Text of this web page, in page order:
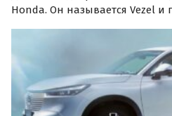
Honda. Он называется Vezel и
дня».